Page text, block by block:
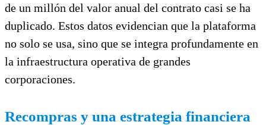
de un millón del valor anual del contrato casi se ha
duplicado. Estos datos evidencian que la plataforma
no solo se usa, sino que se integra profundamente en
la infraestructura operativa de grandes
corporaciones.
Recompras y una estrategia financiera